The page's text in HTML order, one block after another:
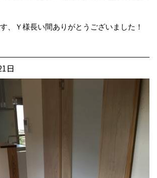
、Ｙ様長い間ありがとうございました！
日